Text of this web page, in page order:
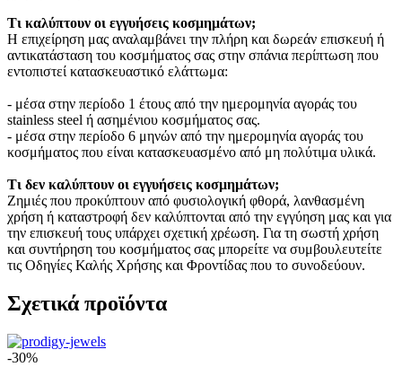
Τι καλύπτουν οι εγγυήσεις κοσμημάτων;
Η επιχείρηση μας αναλαμβάνει την πλήρη και δωρεάν επισκευή ή
αντικατάσταση του κοσμήματος σας στην σπάνια περίπτωση που
εντοπιστεί κατασκευαστικό ελάττωμα:
- μέσα στην περίοδο 1 έτους από την ημερομηνία αγοράς του
stainless steel ή ασημένιου κοσμήματος σας.
- μέσα στην περίοδο 6 μηνών από την ημερομηνία αγοράς του
κοσμήματος που είναι κατασκευασμένο από μη πολύτιμα υλικά.
Τι δεν καλύπτουν οι εγγυήσεις κοσμημάτων;
Ζημιές που προκύπτουν από φυσιολογική φθορά, λανθασμένη
χρήση ή καταστροφή δεν καλύπτονται από την εγγύηση μας και για
την επισκευή τους υπάρχει σχετική χρέωση. Για τη σωστή χρήση
και συντήρηση του κοσμήματος σας μπορείτε να συμβουλευτείτε
τις Οδηγίες Καλής Χρήσης και Φροντίδας που το συνοδεύουν.
Σχετικά προϊόντα
-30%